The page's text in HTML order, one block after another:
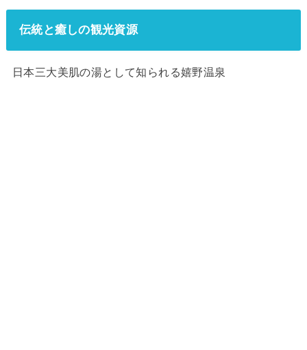
伝統と癒しの観光資源
日本三大美肌の湯として知られる嬉野温泉